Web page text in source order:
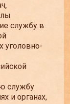
службу в
уголовно-
службу
и органах,